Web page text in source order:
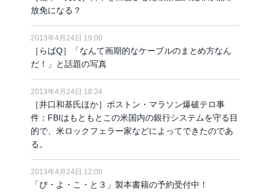
放免になる？
2013年4月24日 19:00
［らばQ］「なんて画期的なケーブルのまとめ方なん
だ！」と話題の写真
2013年4月24日 18:24
［井口和基氏ほか］ボストン・マラソン爆破テロ事
件：FBIはもともとこの米国内の銀行システムを守る目
的で、米ロックフェラー家などによってできたのであ
る。
2013年4月24日 12:00
「ぴ・よ・こ・と３」製本書籍の予約受付中！